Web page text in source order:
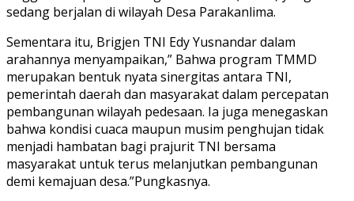
sedang berjalan di wilayah Desa Parakanlima.
Sementara itu, Brigjen TNI Edy Yusnandar dalam
arahannya menyampaikan,” Bahwa program TMMD
merupakan bentuk nyata sinergitas antara TNI,
pemerintah daerah dan masyarakat dalam percepatan
pembangunan wilayah pedesaan. Ia juga menegaskan
bahwa kondisi cuaca maupun musim penghujan tidak
menjadi hambatan bagi prajurit TNI bersama
masyarakat untuk terus melanjutkan pembangunan
demi kemajuan desa.”Pungkasnya.